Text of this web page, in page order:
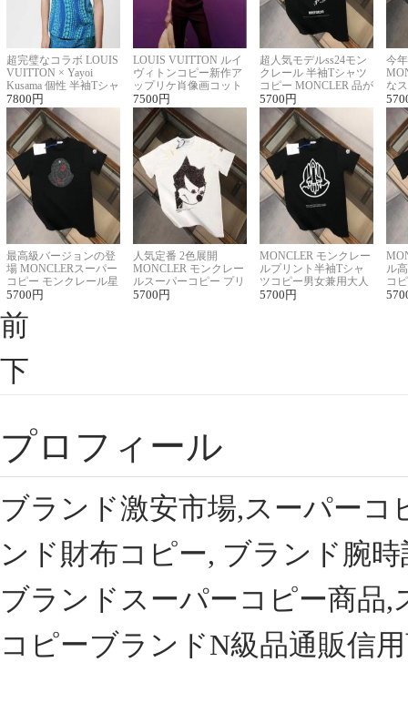
超完璧なコラボ LOUIS
VUITTON × Yayoi
Kusama 個性 半袖Tシャ
ツコピー男女兼用
7800 円
LOUIS VUITTON ルイ
ヴィトンコピー新作ア
ップリケ肖像画コット
ンニット半袖Tシャツ
7500 円
超人気モデルss24モン
クレール 半袖Tシャツ
コピー MONCLER 品が
良く見た目
5700 円
今
な
ル
最高級バージョンの登
場 MONCLERスーパー
コピー モンクレール星
座半袖Tシャツ
5700 円
人気定番 2色展開
MONCLER モンクレー
ルスーパーコピー プリ
ント半袖Tシャツ
5700 円
MONCLER モンクレー
ルプリント半袖Tシャ
ツコピー男女兼用大人
可愛い春夏コーデ
5700 円
ル
コ
ィ
前
下
プロフィール
ブランド激安市場,スーパー
ンド財布コピー, ブランド腕
ブランドスーパーコピー商品
コピーブランドN級品通販信